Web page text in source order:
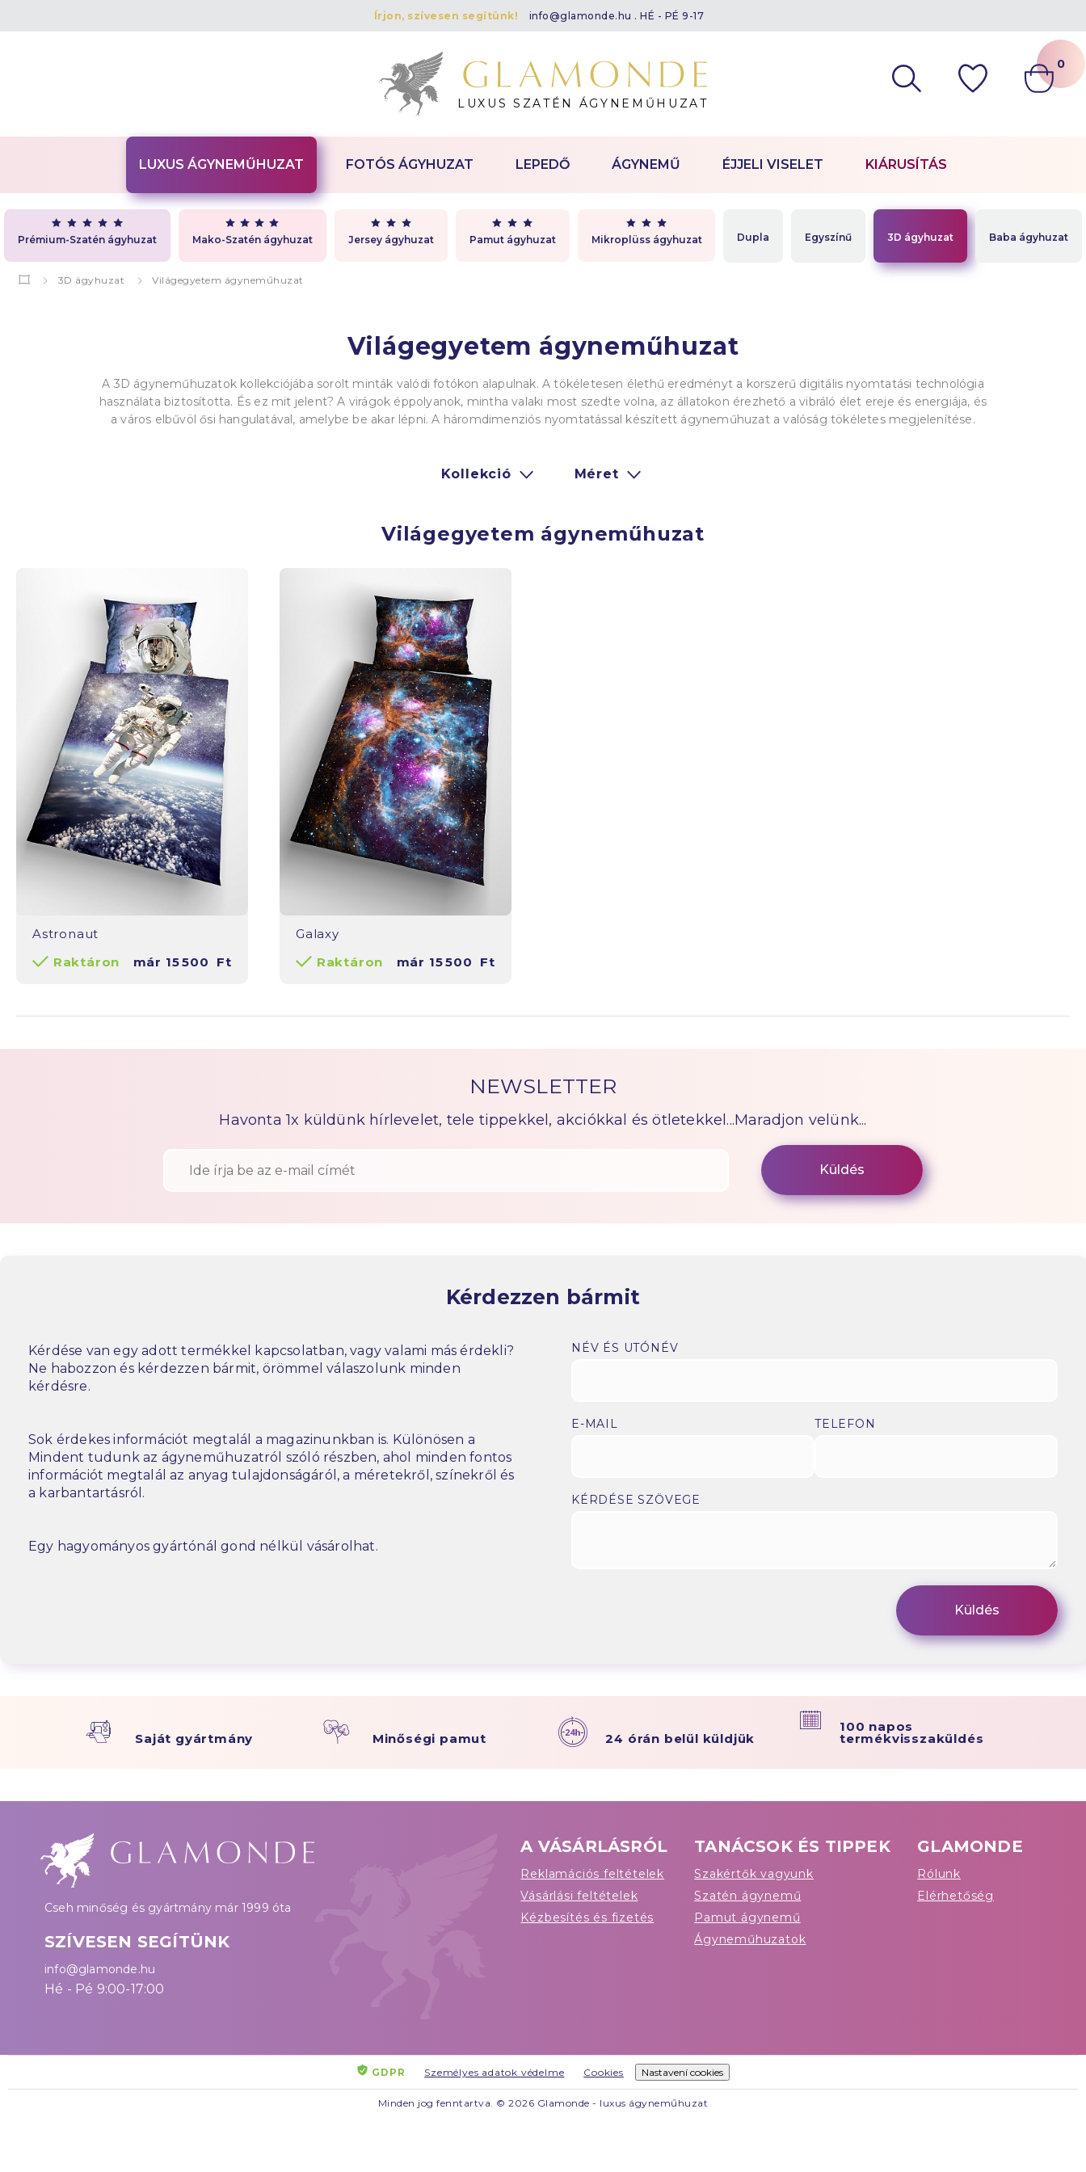
Írjon, szívesen segítünk! info@glamonde.hu . HÉ - PÉ 9-17
LUXUS SZATÉN ÁGYNEMŰHUZAT
0
LUXUS ÁGYNEMŰHUZAT
Prémium-Szatén ágyhuzat Mako-Szatén ágyhuzat Jersey ágyhuzat Pamut ágyhuzat Mikroplüss ágyhuzat Dupla Egyszínű 3D ágyhuzat Baba ágyhuzat
FOTÓS ÁGYHUZAT LEPEDŐ ÁGYNEMŰ ÉJJELI VISELET KIÁRUSÍTÁS
3D ágyhuzat Világegyetem ágyneműhuzat
Világegyetem ágyneműhuzat
A 3D ágyneműhuzatok kollekciójába sorolt minták valódi fotókon alapulnak. A tökéletesen élethű eredményt a korszerű digitális nyomtatási technológia
használata biztosította. És ez mit jelent? A virágok éppolyanok, mintha valaki most szedte volna, az állatokon érezhető a vibráló élet ereje és energiája, és
a város elbűvöl ősi hangulatával, amelybe be akar lépni. A háromdimenziós nyomtatással készített ágyneműhuzat a valóság tökéletes megjelenítése.
Kollekció Méret
Világegyetem ágyneműhuzat
Astronaut
Raktáron
már 15 500 Ft
Galaxy
Raktáron
már 15 500 Ft
NEWSLETTER
Havonta 1x küldünk hírlevelet, tele tippekkel, akciókkal és ötletekkel...Maradjon velünk...
Kérdezzen bármit
Kérdése van egy adott termékkel kapcsolatban, vagy valami más érdekli?
Ne habozzon és kérdezzen bármit, örömmel válaszolunk minden
kérdésre.
Sok érdekes információt megtalál a magazinunkban is. Különösen a
Mindent tudunk az ágyneműhuzatról szóló részben, ahol minden fontos
információt megtalál az anyag tulajdonságáról, a méretekről, színekről és
a karbantartásról.
Egy hagyományos gyártónál gond nélkül vásárolhat.
NÉV ÉS UTÓNÉV
E-MAIL TELEFON
KÉRDÉSE SZÖVEGE
Saját gyártmány Minőségi pamut 24 órán belül küldjük
100 napos
termékvisszaküldés
Cseh minőség és gyártmány már 1999 óta
SZÍVESEN SEGÍTÜNK
info@glamonde.hu
Hé - Pé 9:00-17:00
A VÁSÁRLÁSRÓL
Reklamációs feltételek
Vásárlási feltételek
Kézbesítés és fizetés
TANÁCSOK ÉS TIPPEK
Szakértők vagyunk
Szatén ágynemű
Pamut ágynemű
Ágyneműhuzatok
GLAMONDE
Rólunk
Elérhetőség
GDPR Személyes adatok védelme Cookies Nastavení cookies
Minden jog fenntartva. © 2026 Glamonde - luxus ágyneműhuzat